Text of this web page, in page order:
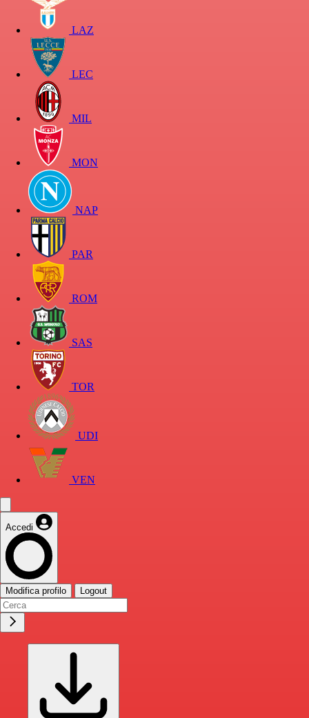
LAZ
LEC
MIL
MON
NAP
PAR
ROM
SAS
TOR
UDI
VEN
Accedi
Modifica profilo Logout